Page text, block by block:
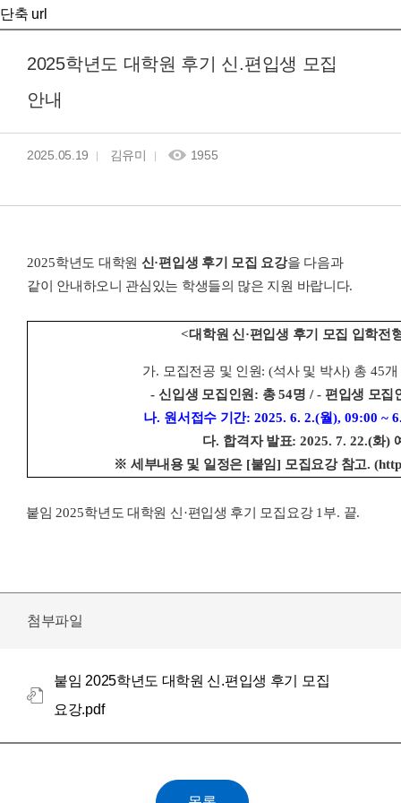
단축 url
2025학년도 대학원 후기 신.편입생 모집
안내
2025.05.19 김유미 1955
2025학년도 대학원 신 ·편입생 후기 모집 요강을 다음과
같이 안내하오니 관심있는 학생들의 많은 지원 바랍니다.
<대학원 신 ·편입생 후기 모집 입학전
가. 모집전공 및 인원: (석사 및 박사) 총 45개
-신입생 모집인원 : 총54명 / - 편입생 모집
나. 원서접수 기간: 2025. 6. 2.(월), 09:00 ~
다. 합격자 발표: 2025. 7. 22.(화)
※ 세부내용 및 일정은 [붙임] 모집요강 참고.
붙임 2025학년도 대학원 신 ·편입생 후기 모집요강 1 부. 끝.
첨부파일
붙임 2025학년도 대학원 신.편입생 후기 모집
요강.pdf